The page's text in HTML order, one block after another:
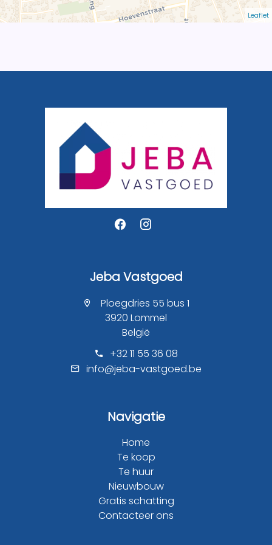
Leaflet
Jeba Vastgoed
Ploegdries 55 bus 1
3920 Lommel
België
+32 11 55 36 08
info@jeba-vastgoed.be
Navigatie
Home
Te koop
Te huur
Nieuwbouw
Gratis schatting
Contacteer ons